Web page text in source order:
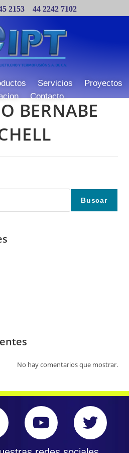
y Polietileno
2153 44 2242 7102
Servicios
Proyectos
Contacto
BERNABE
Buscar
No hay comentarios que mostrar.